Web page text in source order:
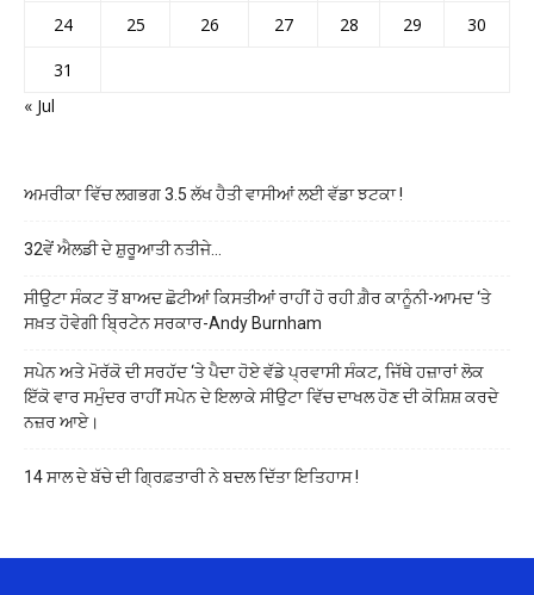
24
25 26 27 28 29
30
31
« Jul
ਅਮਰੀਕਾ ਵਿੱਚ ਲਗਭਗ 3.5 ਲੱਖ ਹੈਤੀ ਵਾਸੀਆਂ ਲਈ ਵੱਡਾ ਝਟਕਾ !
32ਵੇਂ ਐਲਡੀ ਦੇ ਸ਼ੁਰੂਆਤੀ ਨਤੀਜੇ…
ਸੀਉਟਾ ਸੰਕਟ ਤੋਂ ਬਾਅਦ ਛੋਟੀਆਂ ਕਿਸਤੀਆਂ ਰਾਹੀਂ ਹੋ ਰਹੀ ਗ਼ੈਰ ਕਾਨੂੰਨੀ-ਆਮਦ ‘ਤੇ
ਸਖ਼ਤ ਹੋਵੇਗੀ ਬ੍ਰਿਟੇਨ ਸਰਕਾਰ-Andy Burnham
ਸਪੇਨ ਅਤੇ ਮੋਰੱਕੋ ਦੀ ਸਰਹੱਦ ‘ਤੇ ਪੈਦਾ ਹੋਏ ਵੱਡੇ ਪ੍ਰਵਾਸੀ ਸੰਕਟ, ਜਿੱਥੇ ਹਜ਼ਾਰਾਂ ਲੋਕ
ਇੱਕੋ ਵਾਰ ਸਮੁੰਦਰ ਰਾਹੀਂ ਸਪੇਨ ਦੇ ਇਲਾਕੇ ਸੀਉਟਾ ਵਿੱਚ ਦਾਖਲ ਹੋਣ ਦੀ ਕੋਸ਼ਿਸ਼ ਕਰਦੇ
ਨਜ਼ਰ ਆਏ।
14 ਸਾਲ ਦੇ ਬੱਚੇ ਦੀ ਗ੍ਰਿਫ਼ਤਾਰੀ ਨੇ ਬਦਲ ਦਿੱਤਾ ਇਤਿਹਾਸ !